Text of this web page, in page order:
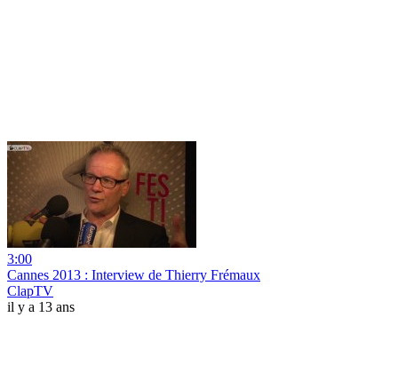
3:00
Cannes 2013 : Interview de Thierry Frémaux
ClapTV
il y a 13 ans